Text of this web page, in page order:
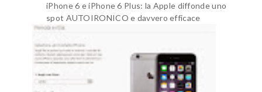
iPhone 6 e iPhone 6 Plus: la Apple diffonde uno
spot AUTOIRONICO e davvero efficace